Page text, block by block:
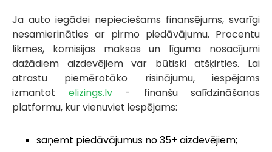
Ja auto iegādei nepieciešams finansējums, svarīgi
nesamierināties ar pirmo piedāvājumu. Procentu
likmes, komisijas maksas un līguma nosacījumi
dažādiem aizdevējiem var būtiski atšķirties. Lai
atrastu piemērotāko risinājumu, iespējams
izmantot elizings.lv- finanšu salīdzināšanas
platformu, kur vienuviet iespējams:
saņemt piedāvājumus no 35+ aizdevējiem;